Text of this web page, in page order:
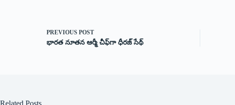
PREVIOUS POST
భారత నూతన ఆర్మీ చీఫ్‌గా ధీరజ్‌ ‌సేథ్‌